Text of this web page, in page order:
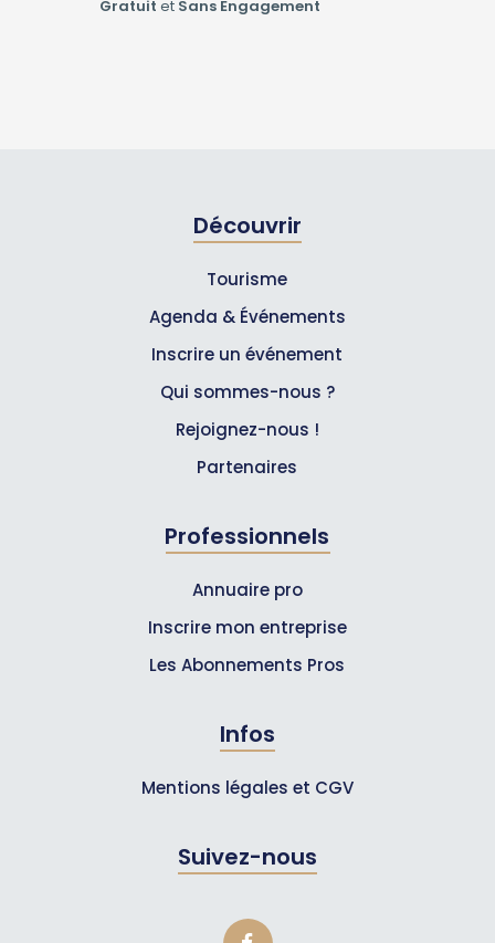
Gratuit et Sans Engagement
Découvrir
Tourisme
Agenda & Événements
Inscrire un événement
Qui sommes-nous ?
Rejoignez-nous !
Partenaires
Professionnels
Annuaire pro
Inscrire mon entreprise
Les Abonnements Pros
Infos
Mentions légales et CGV
Suivez-nous